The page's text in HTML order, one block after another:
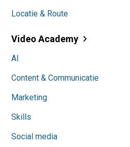
Locatie & Route
Video Academy
AI
Content & Communicatie
Marketing
Skills
Social media